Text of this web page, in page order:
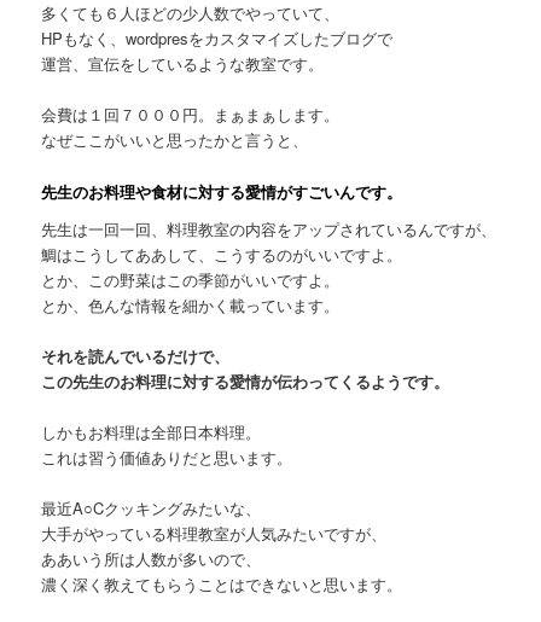
多くても６人ほどの少人数でやっていて、
HPもなく、wordpresをカスタマイズしたブログで
運営、宣伝をしているような教室です。
会費は１回７０００円。まぁまぁします。
なぜここがいいと思ったかと言うと、
先生のお料理や食材に対する愛情がすごいんです。
先生は一回一回、料理教室の内容をアップされているんですが、
鯛はこうしてああして、こうするのがいいですよ。
とか、この野菜はこの季節がいいですよ。
とか、色んな情報を細かく載っています。
それを読んでいるだけで、
この先生のお料理に対する愛情が伝わってくるようです。
しかもお料理は全部日本料理。
これは習う価値ありだと思います。
最近A○Cクッキングみたいな、
大手がやっている料理教室が人気みたいですが、
ああいう所は人数が多いので、
濃く深く教えてもらうことはできないと思います。